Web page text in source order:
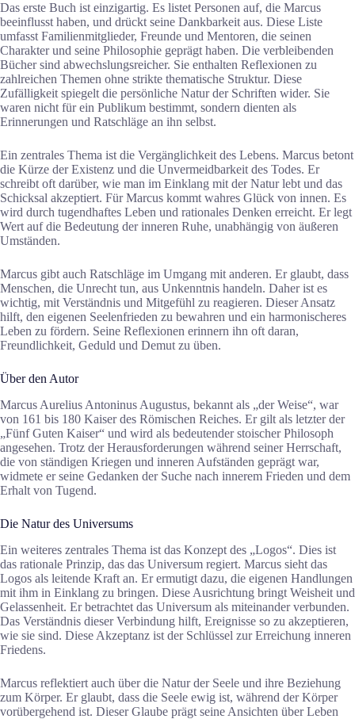
Das erste Buch ist einzigartig. Es listet Personen auf, die Marcus
beeinflusst haben, und drückt seine Dankbarkeit aus. Diese Liste
umfasst Familienmitglieder, Freunde und Mentoren, die seinen
Charakter und seine Philosophie geprägt haben. Die verbleibenden
Bücher sind abwechslungsreicher. Sie enthalten Reflexionen zu
zahlreichen Themen ohne strikte thematische Struktur. Diese
Zufälligkeit spiegelt die persönliche Natur der Schriften wider. Sie
waren nicht für ein Publikum bestimmt, sondern dienten als
Erinnerungen und Ratschläge an ihn selbst.
Ein zentrales Thema ist die Vergänglichkeit des Lebens. Marcus betont
die Kürze der Existenz und die Unvermeidbarkeit des Todes. Er
schreibt oft darüber, wie man im Einklang mit der Natur lebt und das
Schicksal akzeptiert. Für Marcus kommt wahres Glück von innen. Es
wird durch tugendhaftes Leben und rationales Denken erreicht. Er legt
Wert auf die Bedeutung der inneren Ruhe, unabhängig von äußeren
Umständen.
Marcus gibt auch Ratschläge im Umgang mit anderen. Er glaubt, dass
Menschen, die Unrecht tun, aus Unkenntnis handeln. Daher ist es
wichtig, mit Verständnis und Mitgefühl zu reagieren. Dieser Ansatz
hilft, den eigenen Seelenfrieden zu bewahren und ein harmonischeres
Leben zu fördern. Seine Reflexionen erinnern ihn oft daran,
Freundlichkeit, Geduld und Demut zu üben.
Über den Autor
Marcus Aurelius Antoninus Augustus, bekannt als „der Weise“, war
von 161 bis 180 Kaiser des Römischen Reiches. Er gilt als letzter der
„Fünf Guten Kaiser“ und wird als bedeutender stoischer Philosoph
angesehen. Trotz der Herausforderungen während seiner Herrschaft,
die von ständigen Kriegen und inneren Aufständen geprägt war,
widmete er seine Gedanken der Suche nach innerem Frieden und dem
Erhalt von Tugend.
Die Natur des Universums
Ein weiteres zentrales Thema ist das Konzept des „Logos“. Dies ist
das rationale Prinzip, das das Universum regiert. Marcus sieht das
Logos als leitende Kraft an. Er ermutigt dazu, die eigenen Handlungen
mit ihm in Einklang zu bringen. Diese Ausrichtung bringt Weisheit und
Gelassenheit. Er betrachtet das Universum als miteinander verbunden.
Das Verständnis dieser Verbindung hilft, Ereignisse so zu akzeptieren,
wie sie sind. Diese Akzeptanz ist der Schlüssel zur Erreichung inneren
Friedens.
Marcus reflektiert auch über die Natur der Seele und ihre Beziehung
zum Körper. Er glaubt, dass die Seele ewig ist, während der Körper
vorübergehend ist. Dieser Glaube prägt seine Ansichten über Leben